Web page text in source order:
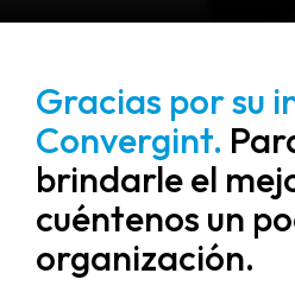
Gracias por su
Convergint.
brindarle el
cuéntenos un
organización.